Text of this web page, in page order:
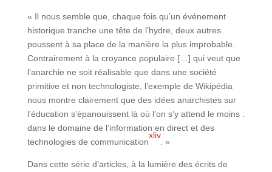
« Il nous semble que, chaque fois qu’un événement
historique tranche une tête de l’hydre, deux autres
poussent à sa place de la manière la plus improbable.
Contrairement à la croyance populaire […] qui veut que
l’anarchie ne soit réalisable que dans une société
primitive et non technologiste, l’exemple de Wikipédia
nous montre clairement que des idées anarchistes sur
l’éducation s’épanouissent là où l’on s’y attend le moins :
dans le domaine de l’information en direct et des
technologies de communication
xliv
. »
Dans cette série d’articles, à la lumière des écrits de